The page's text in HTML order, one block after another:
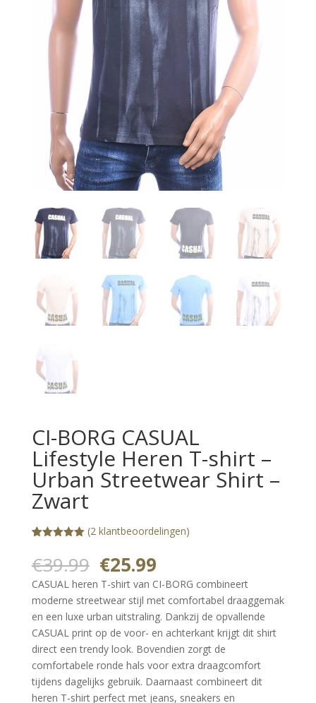
CI-BORG CASUAL
Lifestyle Heren T-shirt –
Urban Streetwear Shirt –
Zwart
gebaseerd
klantbeoorde
(2 klantbeoordelingen)
€39.99 Oorspronkelijke
prijs
was:
€39.99.
€25.99Huidige
prijs
is:
€25.99.
CASUAL heren T-shirt van CI-BORG combineert
moderne streetwear stijl met comfortabel draaggemak
en een luxe urban uitstraling. Dankzij de opvallende
CASUAL print op de voor- en achterkant krijgt dit shirt
direct een trendy look. Bovendien zorgt de
comfortabele ronde hals voor extra draagcomfort
tijdens dagelijks gebruik. Daarnaast combineert dit
heren T-shirt perfect met jeans, sneakers en